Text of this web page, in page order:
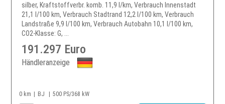
silber, Kraftstoffverbr. komb. 11,9 l/km, Verbrauch Innenstadt
21,1 l/100 km, Verbrauch Stadtrand 12,2 l/100 km, Verbrauch
Landstraße 9,9 l/100 km, Verbrauch Autobahn 10,1 l/100 km,
CO2-Klasse: G, ...
191.297 Euro
Händleranzeige
0 km BJ 500 PS/368 kW